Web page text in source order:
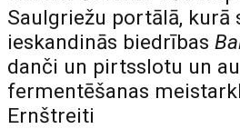
Saulgriežu portālā, kurā
ieskandinās biedrības
danči un pirtsslotu un
fermentēšanas
Ernštreiti